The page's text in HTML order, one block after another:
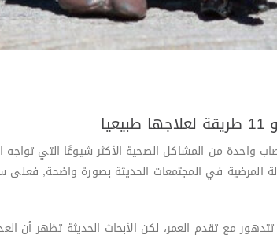
واحدة من المشاكل الصحية الأكثر شيوعًا التي